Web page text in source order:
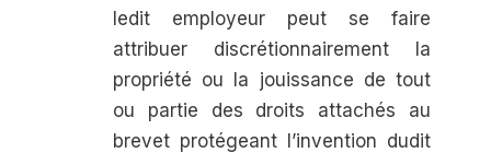
ledit employeur peut se faire
attribuer discrétion­nairement la
propriété ou la jouissance de tout
ou partie des droits attachés au
brevet protégeant l’invention dudit